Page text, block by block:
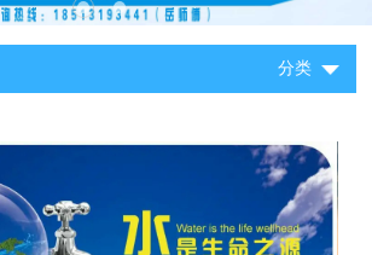
分类